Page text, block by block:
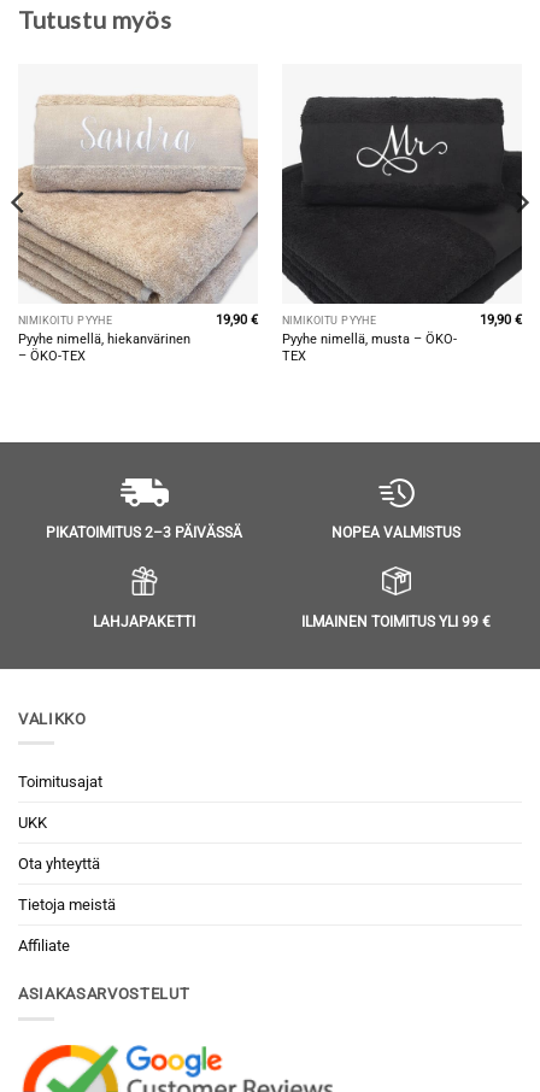
Tutustu myös
NIMIKOITU PYYHE
Pyyhe nimellä, hiekanvärinen
– ÖKO-TEX
19,90€ NIMIKOITU PYYHE
Pyyhe nimellä, musta – ÖKO-
TEX
19,90€
PIKATOIMITUS 2–3 PÄIVÄSSÄ NOPEA VALMISTUS
LAHJAPAKETTI ILMAINEN TOIMITUS YLI 99 €
VALIKKO
Toimitusajat
UKK
Ota yhteyttä
Tietoja meistä
Affiliate
ASIAKASARVOSTELUT